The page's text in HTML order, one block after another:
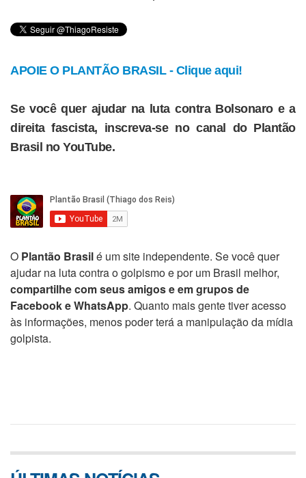
APOIE O PLANTÃO BRASIL - Clique aqui!
Se você quer ajudar na luta contra Bolsonaro e a
direita fascista, inscreva-se no canal do Plantão
Brasil no YouTube.
O Plantão Brasilé um site independente. Se você quer
ajudar na luta contra o golpismo e por um Brasil melhor,
compartilhe com seus amigos e em grupos de
Facebook e WhatsApp. Quanto mais gente tiver acesso
às informações, menos poder terá a manipulação da mídia
golpista.